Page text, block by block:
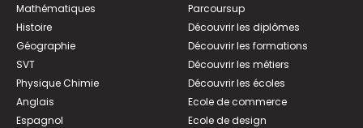
Mathématiques
Histoire
Géographie
SVT
Physique Chimie
Anglais
Espagnol
Parcoursup
Découvrir les diplômes
Découvrir les formations
Découvrir les métiers
Découvrir les écoles
Ecole de commerce
Ecole de design